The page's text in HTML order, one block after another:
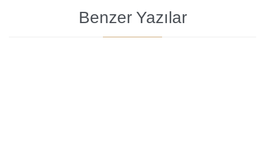
Benzer Yazılar